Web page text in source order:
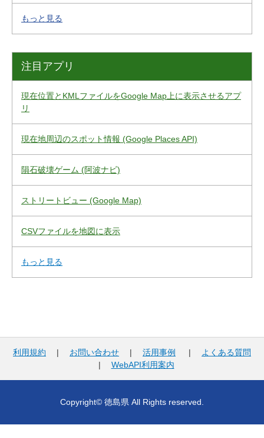
もっと見る
注目アプリ
現在位置とKMLファイルをGoogle Map上に表示させるアプ
リ
現在地周辺のスポット情報 (Google Places API)
隕石破壊ゲーム (阿波ナビ)
ストリートビュー (Google Map)
CSVファイルを地図に表示
もっと見る
利用規約 | お問い合わせ | 活用事例 |
よくある質問
| WebAPI利用案内
Copyright© 徳島県 All Rights reserved.